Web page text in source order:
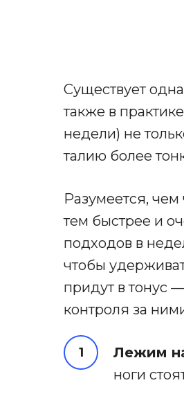
Существует
также в
недели) не
талию более
Разумеется,
тем быстрее и
подходов в
чтобы
придут в тонус
контроля за
Лежим
ноги